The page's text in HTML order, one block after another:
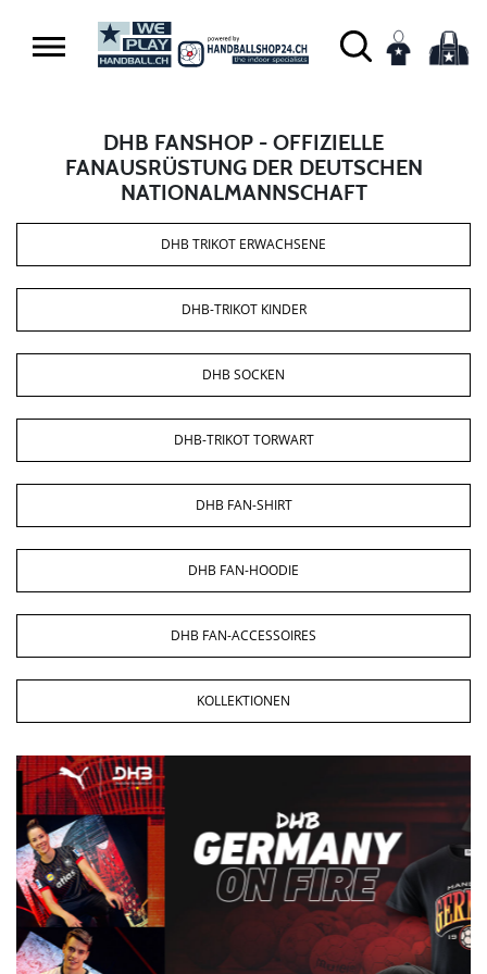
DHB FANSHOP - OFFIZIELLE
FANAUSRÜSTUNG DER DEUTSCHEN
NATIONALMANNSCHAFT
DHB TRIKOT ERWACHSENE
DHB-TRIKOT KINDER
DHB SOCKEN
DHB-TRIKOT TORWART
DHB FAN-SHIRT
DHB FAN-HOODIE
DHB FAN-ACCESSOIRES
KOLLEKTIONEN